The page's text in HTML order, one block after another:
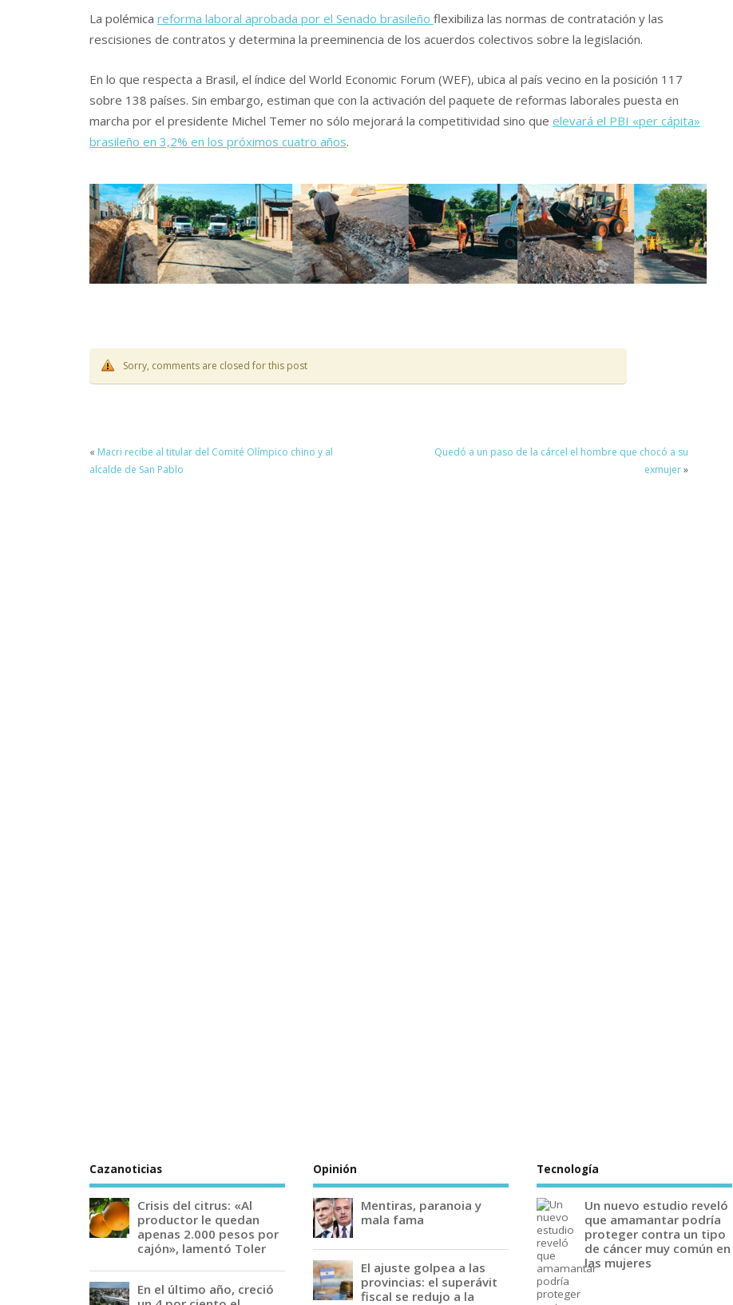
La polémica reforma laboral aprobada por el Senado brasileño flexibiliza las normas de contratación y las
rescisiones de contratos y determina la preeminencia de los acuerdos colectivos sobre la legislación.
En lo que respecta a Brasil, el índice del World Economic Forum (WEF), ubica al país vecino en la posición 117
sobre 138 países. Sin embargo, estiman que con la activación del paquete de reformas laborales puesta en
marcha por el presidente Michel Temer no sólo mejorará la competitividad sino que elevará el PBI «per cápita»
brasileño en 3,2% en los próximos cuatro años.
Sorry, comments are closed for this post
« Macri recibe al titular del Comité Olímpico chino y al
alcalde de San Pablo
Quedó a un paso de la cárcel el hombre que chocó a su
exmujer»
Cazanoticias
Crisis del citrus: «Al
productor le quedan
apenas 2.000 pesos por
cajón», lamentó Toler
En el último año, creció
Opinión
Mentiras, paranoia y
mala fama
El ajuste golpea a las
provincias: el superávit
fiscal se redujo a la
Tecnología
Un nuevo estudio reveló
que amamantar podría
proteger contra un tipo
de cáncer muy común en
las mujeres